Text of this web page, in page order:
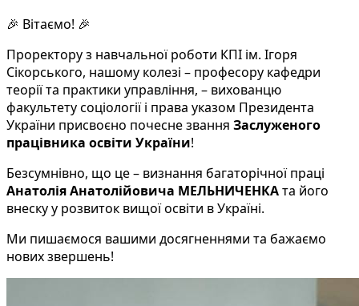
🎉 Вітаємо! 🎉
Проректору з навчальної роботи КПІ ім. Ігоря
Сікорського, нашому колезі – професору кафедри
теорії та практики управління, – вихованцю
факультету соціології і права указом Президента
України присвоєно почесне звання Заслуженого
працівника освіти України!
Безсумнівно, що це – визнання багаторічної праці
Анатолія Анатолійовича МЕЛЬНИЧЕНКАта його
внеску у розвиток вищої освіти в Україні.
Ми пишаємося вашими досягненнями та бажаємо
нових звершень!